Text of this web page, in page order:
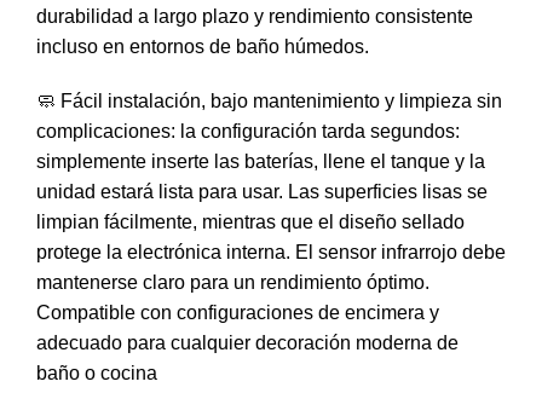
durabilidad a largo plazo y rendimiento consistente
incluso en entornos de baño húmedos.
🧼 Fácil instalación, bajo mantenimiento y limpieza sin
complicaciones: la configuración tarda segundos:
simplemente inserte las baterías, llene el tanque y la
unidad estará lista para usar. Las superficies lisas se
limpian fácilmente, mientras que el diseño sellado
protege la electrónica interna. El sensor infrarrojo debe
mantenerse claro para un rendimiento óptimo.
Compatible con configuraciones de encimera y
adecuado para cualquier decoración moderna de
baño o cocina